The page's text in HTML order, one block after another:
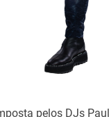
pelos DJs